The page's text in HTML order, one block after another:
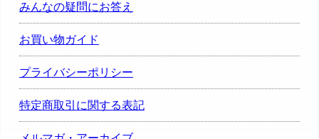
みんなの疑問にお答え
お買い物ガイド
プライバシーポリシー
特定商取引に関する表記